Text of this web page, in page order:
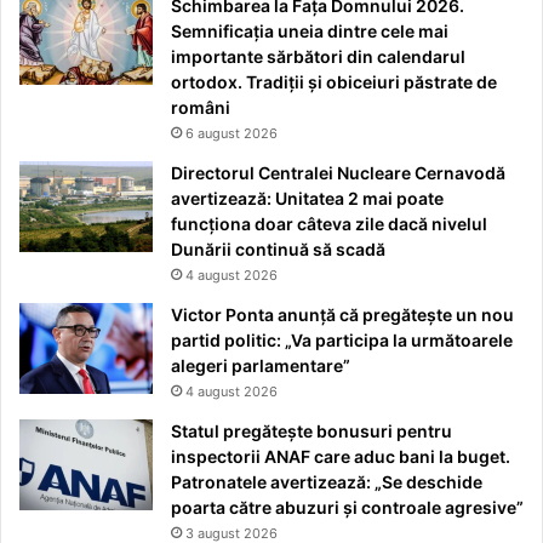
Schimbarea la Fața Domnului 2026.
Semnificația uneia dintre cele mai
importante sărbători din calendarul
ortodox. Tradiții și obiceiuri păstrate de
români
6 august 2026
Directorul Centralei Nucleare Cernavodă
avertizează: Unitatea 2 mai poate
funcționa doar câteva zile dacă nivelul
Dunării continuă să scadă
4 august 2026
Victor Ponta anunță că pregătește un nou
partid politic: „Va participa la următoarele
alegeri parlamentare”
4 august 2026
Statul pregătește bonusuri pentru
inspectorii ANAF care aduc bani la buget.
Patronatele avertizează: „Se deschide
poarta către abuzuri și controale agresive”
3 august 2026